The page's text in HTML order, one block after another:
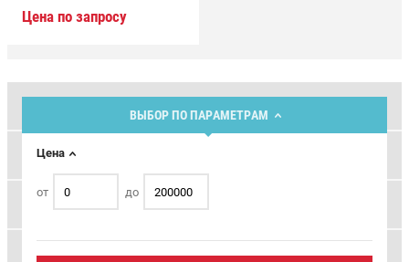
Запасные части к ТРК
Программное обеспечение (ПО) Топаз
Пульты управления, контроллеры, блоки сопряжения
ВЫБОР ПО ПАРАМЕТРАМ
Цена
от до
Цена по запросу